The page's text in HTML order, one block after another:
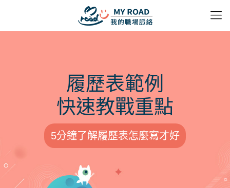
履歷表範例
快速教戰重點
5分鐘了解履歷表怎麼寫才好